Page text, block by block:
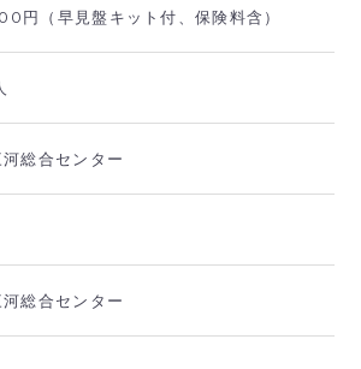
円（早見盤キット付、保険料含）
河総合センター
河総合センター